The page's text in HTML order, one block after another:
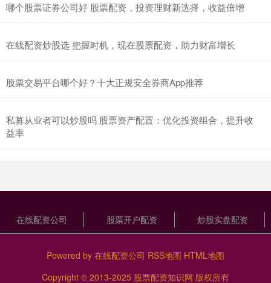
哪个股票证券公司好 股票配资，投资理财新选择，收益倍增
在线配资炒股选 把握时机，现在股票配资，助力财富增长
股票交易平台哪个好？十大正规安全券商App推荐
私募从业者可以炒股吗 股票资产配置：优化投资组合，提升收
益率
在线配资公司 股票开户配资 炒股实盘配资
Powered by 在线配资公司 RSS地图 HTML地图
Copyright © 2013-2025 股票配资知识网 版权所有